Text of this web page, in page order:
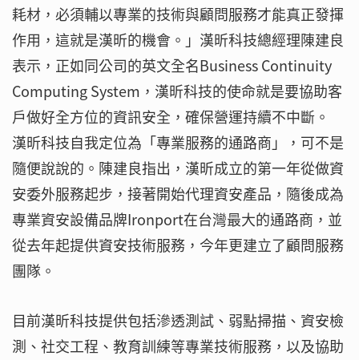
耗材，必須輔以專業的技術與顧問服務才能真正發揮
作用，這就是漢昕的機會。」漢昕科技總經理陳建良
表示，正如同公司的英文全名Business Continuity
Computing System，漢昕科技的使命就是要協助客
戶做好全方位的資訊安全，確保營運持續不中斷。
漢昕科技自我定位為「專業服務的通路商」，可不是
隨便說說的。陳建良指出，漢昕成立的第一年從做資
安委外服務起步，接著開始代理資安產品，隨後成為
專業資安設備品牌Ironport在台灣最大的通路商，並
從去年起提供資安技術服務，今年更建立了顧問服務
團隊。
目前漢昕科技提供包括滲透測試、弱點掃描、資安檢
測、社交工程、教育訓練等專業技術服務，以及協助